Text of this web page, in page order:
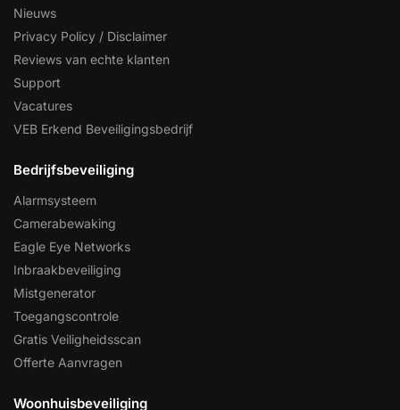
Nieuws
Privacy Policy / Disclaimer
Reviews van echte klanten
Support
Vacatures
VEB Erkend Beveiligingsbedrijf
Bedrijfsbeveiliging
Alarmsysteem
Camerabewaking
Eagle Eye Networks
Inbraakbeveiliging
Mistgenerator
Toegangscontrole
Gratis Veiligheidsscan
Offerte Aanvragen
Woonhuisbeveiliging